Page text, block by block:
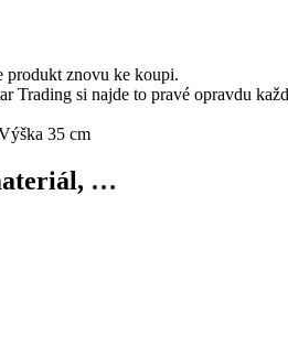
produkt znovu ke koupi.
Trading si najde to pravé opravdu
35 cm
…